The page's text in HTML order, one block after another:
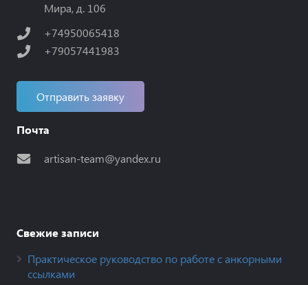
Мира, д. 106
+74950065418
+79057441983
Отправить заявку
Почта
artisan-team@yandex.ru
Свежие записи
Практическое руководство по работе с анкорными
ссылками